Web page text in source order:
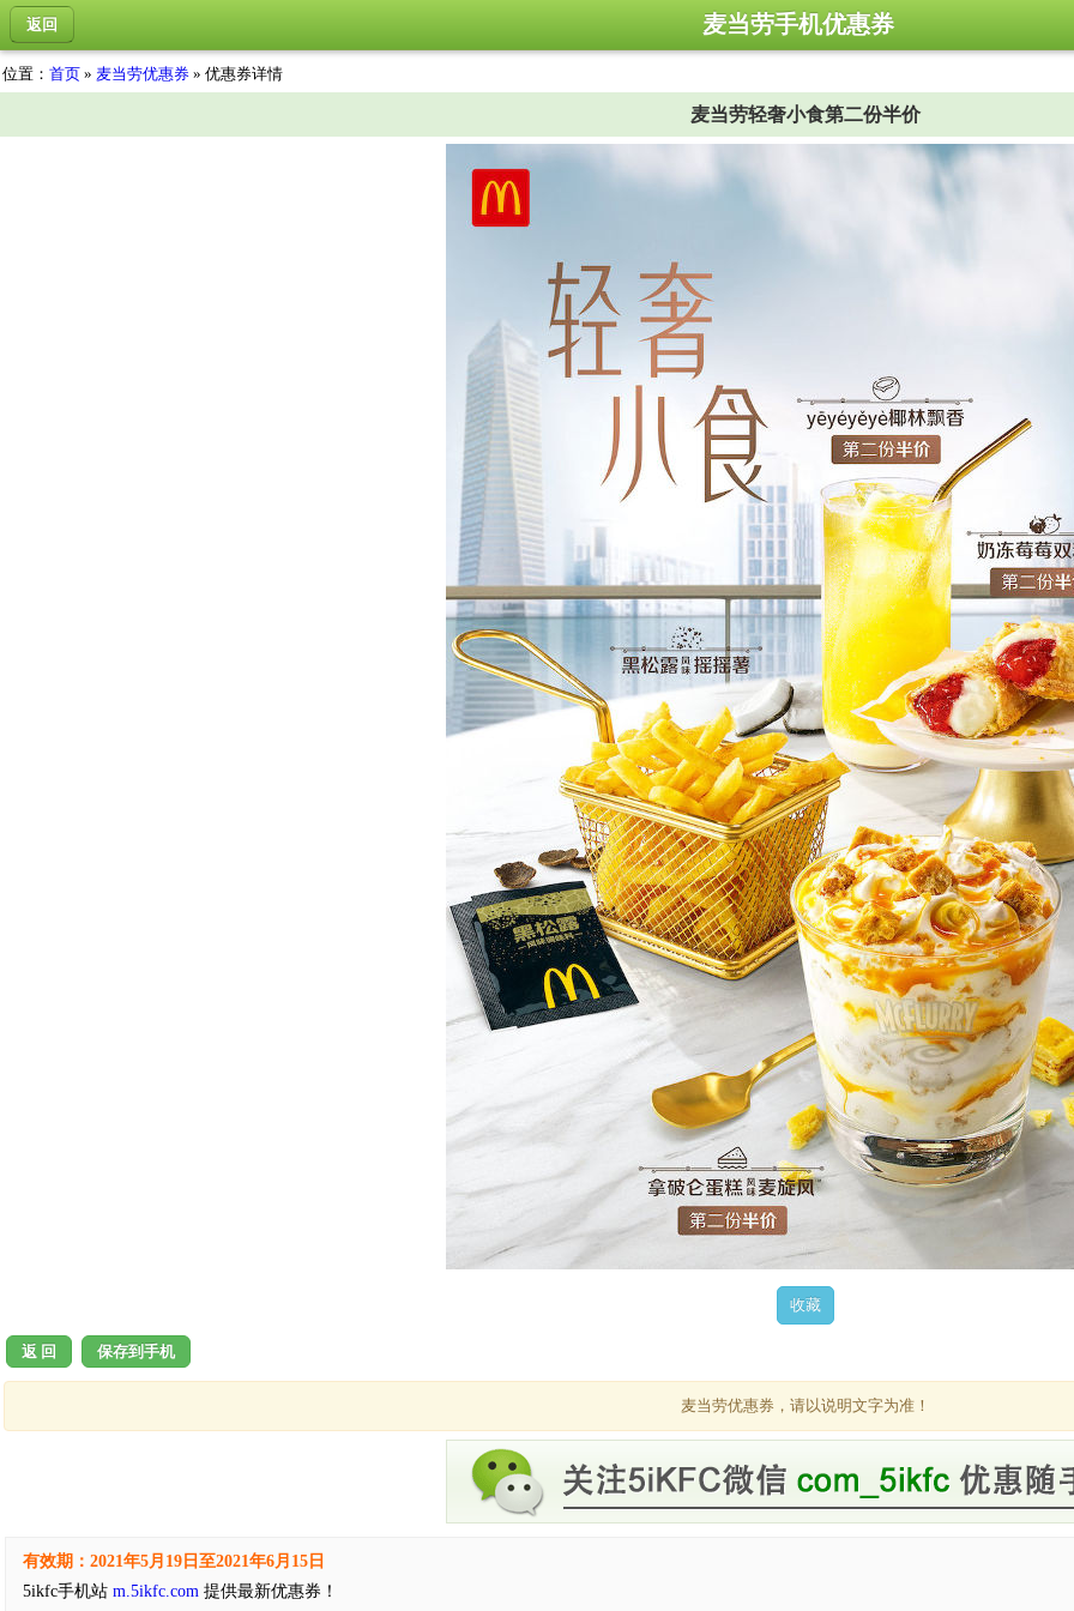
返回 麦当劳手机优惠券
位置： 首页 » 麦当劳优惠券 » 优惠券详情
麦当劳轻奢小食第二份半价
返 回 保存到手机
麦当劳优惠券，请以说明文字为准！
有效期：2021年5月19日至2021年6月15日
5ikfc手机站 m.5ikfc.com 提供最新优惠券！